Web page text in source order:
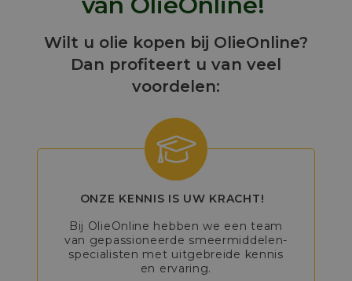
Wilt u olie kopen bij OlieOnline?
Dan profiteert u van veel
voordelen:
ONZE KENNIS IS UW KRACHT!
Bij OlieOnline hebben we een team
van gepassioneerde smeermiddelen-
specialisten met uitgebreide kennis
en ervaring.